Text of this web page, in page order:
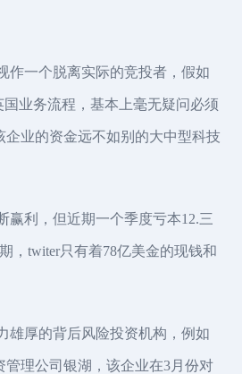
作一个脱离实际的竞投者，假如
业务流程，基本上毫无疑问必须
企业的资金远不如别的大中型科技
赢利，但近期一个季度亏本12.三
，twiter只有着78亿美金的现钱和
雄厚的背后风险投资机构，例如
管理公司银湖，该企业在3月份对